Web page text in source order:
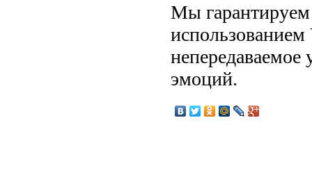
Мы
непередаваемое
эмоций.